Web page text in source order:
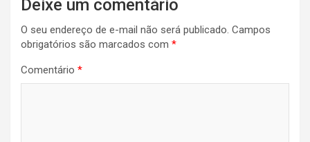
Deixe um comentário
O seu endereço de e-mail não será publicado. Campos
obrigatórios são marcados com *
Comentário *